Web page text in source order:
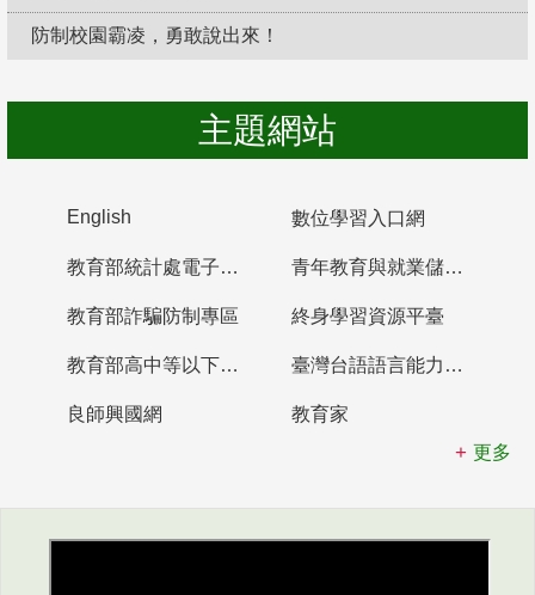
防制校園霸凌，勇敢說出來！
主題網站
English 數位學習入口網
教育部統計處電子書櫃 青年教育與就業儲蓄帳戶
教育部詐騙防制專區 終身學習資源平臺
教育部高中等以下學校及幼兒園教師資格檢定考試 臺灣台語語言能力認證網站
良師興國網
教育家
更多